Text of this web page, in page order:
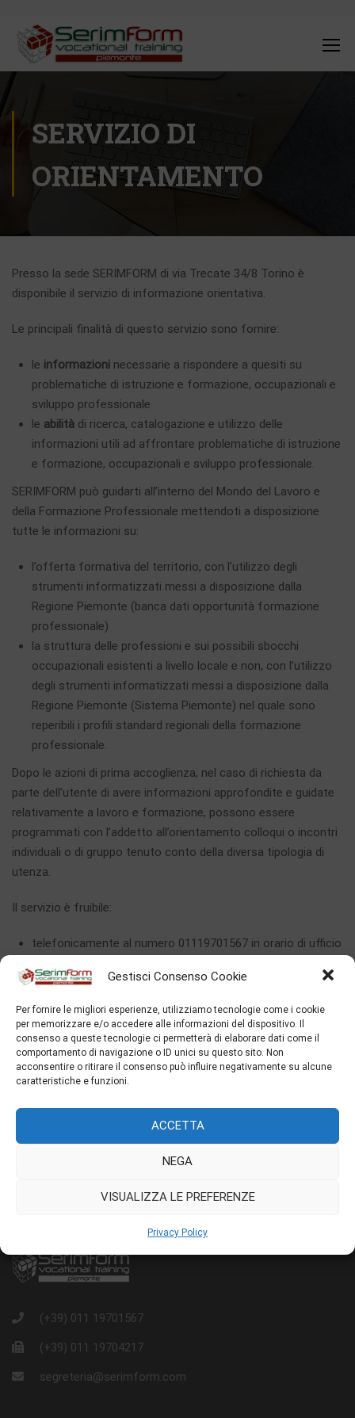
Gestisci Consenso Cookie
Per fornire le migliori esperienze, utilizziamo tecnologie come i cookie
per memorizzare e/o accedere alle informazioni del dispositivo. Il
consenso a queste tecnologie ci permetterà di elaborare dati come il
comportamento di navigazione o ID unici su questo sito. Non
acconsentire o ritirare il consenso può influire negativamente su alcune
caratteristiche e funzioni.
ACCETTA
NEGA
VISUALIZZA LE PREFERENZE
Privacy Policy
SERVIZIO DI
ORIENTAMENTO
Presso la sede SERIMFORM di via Trecate 34/8 Torino è
disponibile il servizio di informazione orientativa.
Le principali finalità di questo servizio sono fornire:
le informazioni necessarie a rispondere a quesiti su
problematiche di istruzione e formazione, occupazionali e
sviluppo professionale
le abilità di ricerca, catalogazione e utilizzo delle
informazioni utili ad affrontare problematiche di istruzione
e formazione, occupazionali e sviluppo professionale.
SERIMFORM può guidarti all’interno del Mondo del Lavoro e
della Formazione Professionale mettendoti a disposizione
tutte le informazioni su:
l’offerta formativa del territorio, con l’utilizzo degli
strumenti informatizzati messi a disposizione dalla
Regione Piemonte (banca dati opportunità formazione
professionale)
la struttura delle professioni e sui possibili sbocchi
occupazionali esistenti a livello locale e non, con l’utilizzo
degli strumenti informatizzati messi a disposizione dalla
Regione Piemonte (Sistema Piemonte) nel quale sono
reperibili i profili standard regionali della formazione
professionale.
Dopo le azioni di prima accoglienza, nel caso di richiesta da
parte dell’utente di avere informazioni approfondite e guidate
relativamente a lavoro e formazione, possono essere
programmati con l’addetto all’orientamento colloqui o incontri
individuali o di gruppo tenuto conto della diversa tipologia di
utenza.
Il servizio è fruibile:
telefonicamente al numero 01119701567 in orario di ufficio
approfondimento, nei giorni di mercoledì e venerdì dalle
15:00 alle 17:00.
Per prenotazioni:
telefonicamente al numero 01119701567 in orario di ufficio
tramite messaggio WhatsApp, indicando nome, cognome e
data appuntamento
tramite mail su orientamento@serimform.it
(+39) 011 19701567
(+39) 011 19704217
segreteria@serimform.com